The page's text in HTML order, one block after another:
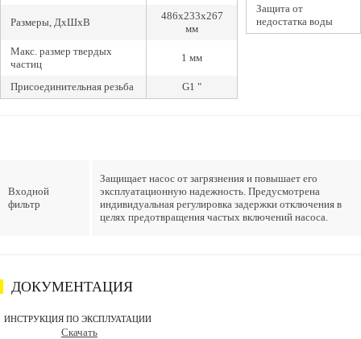
Размеры, ДхШхВ
486х233х267
мм
Макс. размер твердых
частиц
1 мм
Присоединительная резьба G1 "
Защита от
недостатка воды
Входной
фильтр
Защищает насос от загрязнения и повышает его
эксплуатационную надежность. Предусмотрена
индивидуальная регулировка задержки отключения в
целях предотвращения частых включений насоса.
ДОКУМЕНТАЦИЯ
ИНСТРУКЦИЯ ПО ЭКСПЛУАТАЦИИ
Скачать